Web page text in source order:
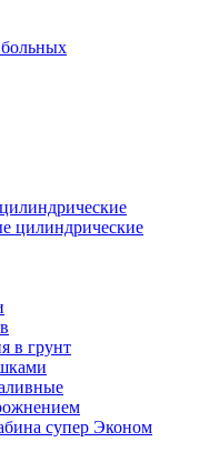
цилиндрические
в грунт
супер Эконом